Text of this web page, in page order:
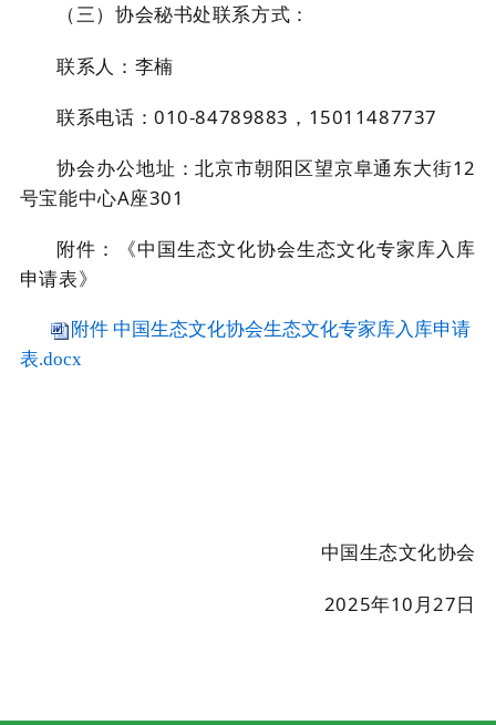
（三）协会秘书处联系方式：
联系人：李楠
联系电话：010-84789883，15011487737
协会办公地址：北京市朝阳区望京阜通东大街12
号宝能中心A座301
附件：《中国生态文化协会生态文化专家库入库
申请表》
附件 中国生态文化协会生态文化专家库入库申请
表.docx
中国生态文化协会
2025年10月27日